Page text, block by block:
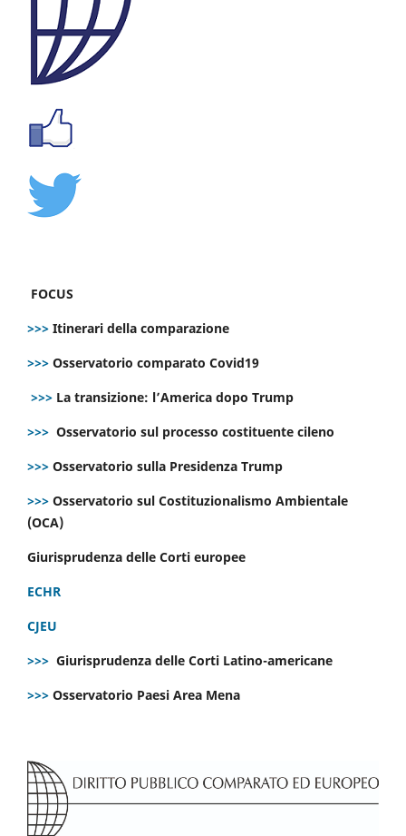
FOCUS
>>> Itinerari della comparazione
>>> Osservatorio comparato Covid19
>>> La transizione: l’America dopo Trump
>>> Osservatorio sul processo costituente cileno
>>> Osservatorio sulla Presidenza Trump
>>> Osservatorio sul Costituzionalismo Ambientale
(OCA)
Giurisprudenza delle Corti europee
ECHR
CJEU
>>> Giurisprudenza delle Corti Latino-americane
>>> Osservatorio Paesi Area Mena